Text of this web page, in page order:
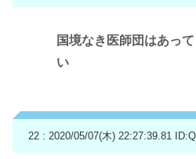
国境なき医師団はあっ
い
22 : 2020/05/07(木) 22:27:39.81